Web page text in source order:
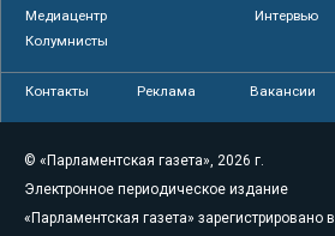
Медиацентр
Интервью
Колумнисты
Контакты Реклама Вакансии
© «Парламентская газета», 2026 г.
Электронное периодическое издание
«Парламентская газета» зарегистрировано в